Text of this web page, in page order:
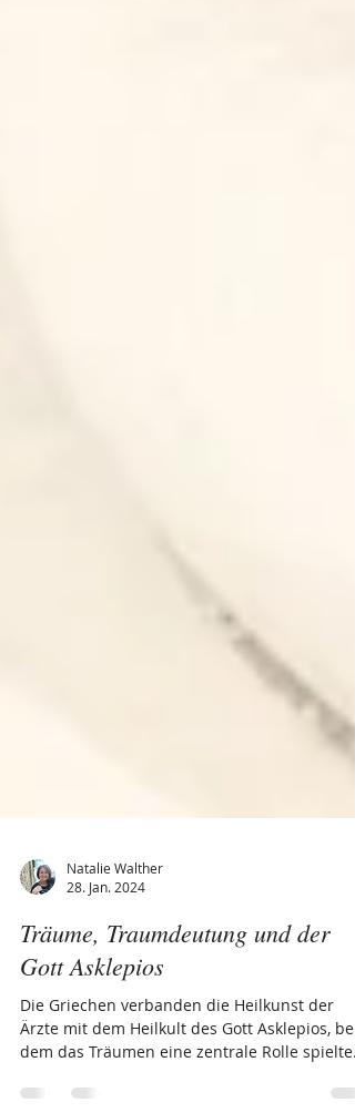
28. Jan. 2024
Träume, Traumdeutung und der
Gott Asklepios
Die Griechen verbanden die Heilkunst der
dem das Träumen eine zentrale Rolle spielte.